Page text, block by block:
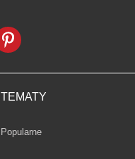
TEMATY
Fototapety
Popularne